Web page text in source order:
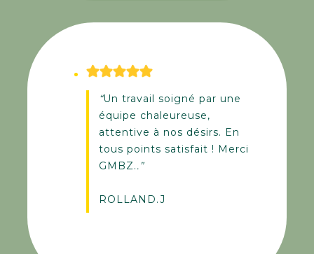
“Un travail soigné par une
équipe chaleureuse,
attentive à nos désirs. En
tous points satisfait ! Merci
GMBZ..”
ROLLAND.J